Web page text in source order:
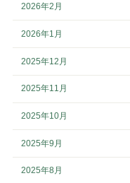
2026年2月
2026年1月
2025年12月
2025年11月
2025年10月
2025年9月
2025年8月